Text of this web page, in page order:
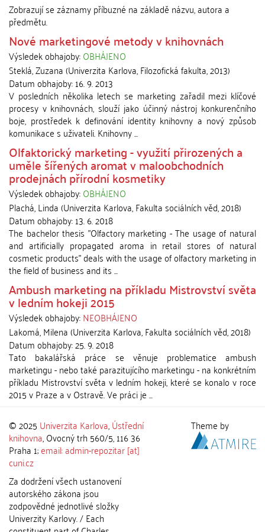
Zobrazují se záznamy příbuzné na základě názvu, autora a
předmětu.
Nové marketingové metody v knihovnách
Výsledek obhajoby:OBHÁJENO
Steklá, Zuzana(Univerzita Karlova, Filozofická fakulta,2013)
Datum obhajoby:16. 9. 2013
V posledních několika letech se marketing zařadil mezi klíčové
procesy v knihovnách, slouží jako účinný nástroj konkurenčního
boje, prostředek k definování identity knihovny a nový způsob
komunikace s uživateli. Knihovny ...
Olfaktorický marketing - využití přirozených a
uměle šířených aromat v maloobchodních
prodejnách přírodní kosmetiky
Výsledek obhajoby:OBHÁJENO
Plachá, Linda(Univerzita Karlova, Fakulta sociálních věd,2018)
Datum obhajoby:13. 6. 2018
The bachelor thesis "Olfactory marketing - The usage of natural
and artificially propagated aroma in retail stores of natural
cosmetic products" deals with the usage of olfactory marketing in
the field of business and its ...
Ambush marketing na příkladu Mistrovství světa
v ledním hokeji 2015
Výsledek obhajoby:NEOBHÁJENO
Lakomá, Milena(Univerzita Karlova, Fakulta sociálních věd,2018)
Datum obhajoby:25. 9. 2018
Tato bakalářská práce se věnuje problematice ambush
marketingu - nebo také parazitujícího marketingu - na konkrétním
příkladu Mistrovství světa v ledním hokeji, které se konalo v roce
2015 v Praze a v Ostravě. Ve práci je ...
© 2025 Univerzita Karlova,Ústřední
knihovna, Ovocný trh 560/5, 116 36
Praha 1;email: admin-repozitar [at]
cuni.cz
Za dodržení všech ustanovení
autorského zákona jsou
zodpovědné jednotlivé složky
Univerzity Karlovy. / Each
Theme by